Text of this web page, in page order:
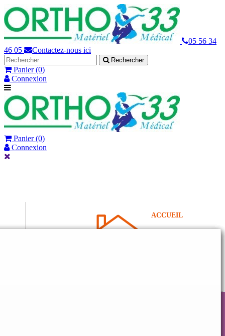
05 56 34
46 05
Contactez-nous ici
Rechercher
Panier (0)
Connexion
Panier (0)
Connexion
ACCUEIL